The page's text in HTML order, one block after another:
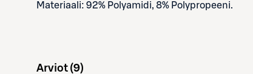
Materiaali: 92% Polyamidi, 8% Polypropeeni.
Arviot (9)